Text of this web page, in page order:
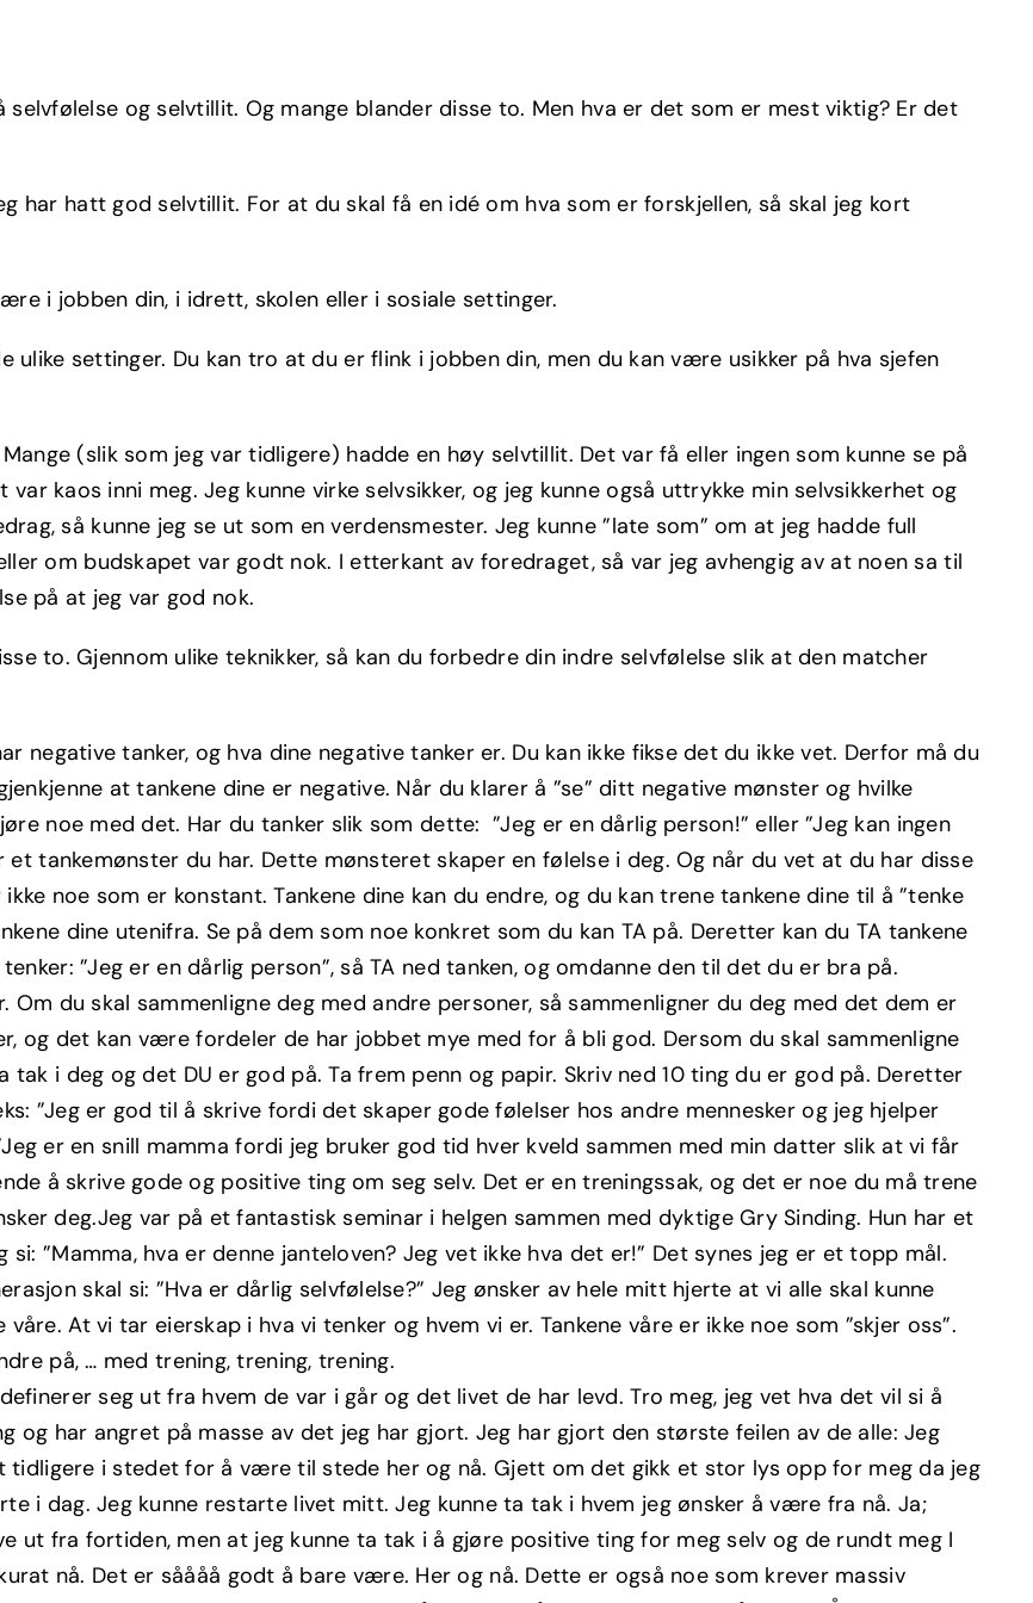
og selvtillit. Og mange blander disse to. Men hva er det som er mest viktig? Er det
har hatt god selvtillit. For at du skal få en idé om hva som er forskjellen, så skal jeg kort
i jobben din, i idrett, skolen eller i sosiale settinger.
ulike settinger. Du kan tro at du er flink i jobben din, men du kan være usikker på hva sjefen
(slik som jeg var tidligere) hadde en høy selvtillit. Det var få eller ingen som kunne se på
kaos inni meg. Jeg kunne virke selvsikker, og jeg kunne også uttrykke min selvsikkerhet og
så kunne jeg se ut som en verdensmester. Jeg kunne ”late som” om at jeg hadde full
om budskapet var godt nok. I etterkant av foredraget, så var jeg avhengig av at noen sa til
på at jeg var god nok.
to. Gjennom ulike teknikker, så kan du forbedre din indre selvfølelse slik at den matcher
negative tanker, og hva dine negative tanker er. Du kan ikke fikse det du ikke vet. Derfor må du
at tankene dine er negative. Når du klarer å ”se” ditt negative mønster og hvilke
noe med det. Har du tanker slik som dette: ”Jeg er en dårlig person!” eller ”Jeg kan ingen
tankemønster du har. Dette mønsteret skaper en følelse i deg. Og når du vet at du har disse
noe som er konstant. Tankene dine kan du endre, og du kan trene tankene dine til å ”tenke
dine utenifra. Se på dem som noe konkret som du kan TA på. Deretter kan du TA tankene
”Jeg er en dårlig person”, så TA ned tanken, og omdanne den til det du er bra på.
du skal sammenligne deg med andre personer, så sammenligner du deg med det dem er
og det kan være fordeler de har jobbet mye med for å bli god. Dersom du skal sammenligne
tak i deg og det DU er god på. Ta frem penn og papir. Skriv ned 10 ting du er god på. Deretter
”Jeg er god til å skrive fordi det skaper gode følelser hos andre mennesker og jeg hjelper
er en snill mamma fordi jeg bruker god tid hver kveld sammen med min datter slik at vi får
å skrive gode og positive ting om seg selv. Det er en treningssak, og det er noe du må trene
deg.Jeg var på et fantastisk seminar i helgen sammen med dyktige Gry Sinding. Hun har et
”Mamma, hva er denne janteloven? Jeg vet ikke hva det er!” Det synes jeg er et topp mål.
skal si: ”Hva er dårlig selvfølelse?” Jeg ønsker av hele mitt hjerte at vi alle skal kunne
At vi tar eierskap i hva vi tenker og hvem vi er. Tankene våre er ikke noe som ”skjer oss”.
på, … med trening, trening, trening.
seg ut fra hvem de var i går og det livet de har levd. Tro meg, jeg vet hva det vil si å
og har angret på masse av det jeg har gjort. Jeg har gjort den største feilen av de alle: Jeg
tidligere i stedet for å være til stede her og nå. Gjett om det gikk et stor lys opp for meg da jeg
i dag. Jeg kunne restarte livet mitt. Jeg kunne ta tak i hvem jeg ønsker å være fra nå. Ja;
ut fra fortiden, men at jeg kunne ta tak i å gjøre positive ting for meg selv og de rundt meg I
nå. Det er såååå godt å bare være. Her og nå. Dette er også noe som krever massiv